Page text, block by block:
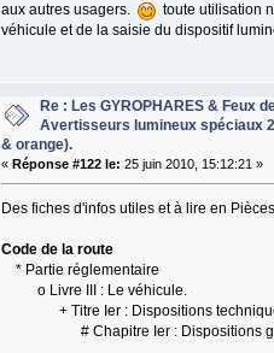
aux autres usagers.
toute utilisation
véhicule et de la saisie du dispositif
Re : Les GYROPHARES & Feux
Avertisseurs lumineux spéciaux
& orange).
« Réponse #122 le: 25 juin 2010, 15:12:21 »
Des fiches d'infos utiles et à lire en
Code de la route
* Partie réglementaire
o Livre III : Le véhicule.
+ Titre Ier : Dispositions
# Chapitre Ier : Dispositions